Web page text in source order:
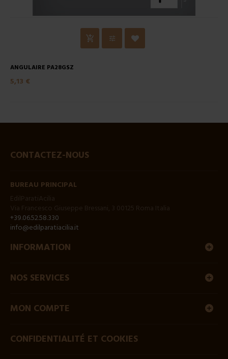
ANGULAIRE PA28GSZ
5,13 €
CONTACTEZ-NOUS
BUREAU PRINCIPAL
+39.06.52.58.330
info@edilparatiacilia.it
INFORMATION
NOS SERVICES
MON COMPTE
CONFIDENTIALITÉ ET COOKIES